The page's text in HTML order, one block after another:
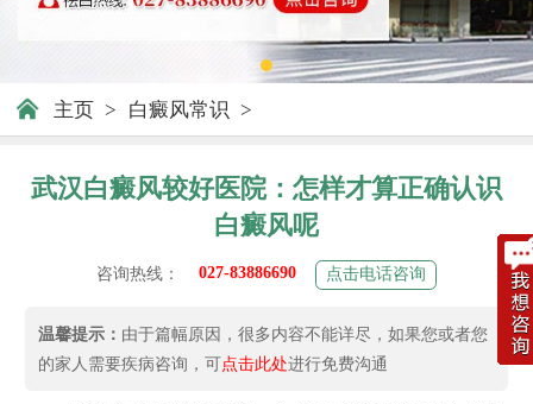
主页 > 白癜风常识 >
武汉白癜风较好医院：怎样才算正确认识
白癜风呢
咨询热线： 027-83886690 点击电话咨询
温馨提示： 由于篇幅原因，很多内容不能详尽，如果您或者您
的家人需要疾病咨询，可点击此处进行免费沟通